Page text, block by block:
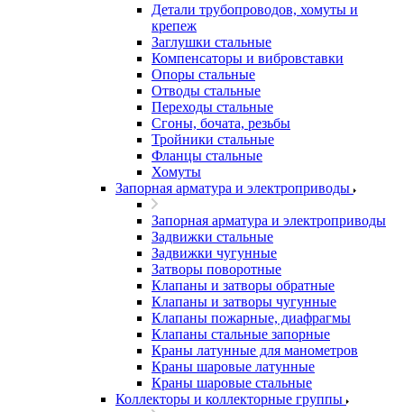
Детали трубопроводов, хомуты и
крепеж
Заглушки стальные
Компенсаторы и вибровставки
Опоры стальные
Отводы стальные
Переходы стальные
Сгоны, бочата, резьбы
Тройники стальные
Фланцы стальные
Хомуты
Запорная арматура и электроприводы
Запорная арматура и электроприводы
Задвижки стальные
Задвижки чугунные
Затворы поворотные
Клапаны и затворы обратные
Клапаны и затворы чугунные
Клапаны пожарные, диафрагмы
Клапаны стальные запорные
Краны латунные для манометров
Краны шаровые латунные
Краны шаровые стальные
Коллекторы и коллекторные группы